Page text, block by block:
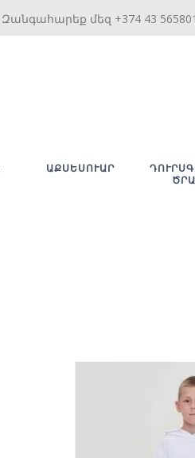
Զանգահարեք մեզ +374 43 565801
ԱՔՍԵՍՈՒԱՐ